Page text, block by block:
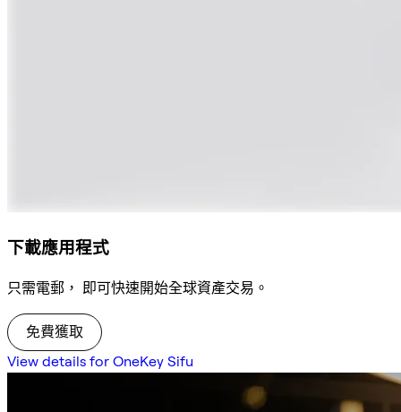
下載應用程式
只需電郵， 即可快速開始全球資產交易。
免費獲取
View details for OneKey Sifu